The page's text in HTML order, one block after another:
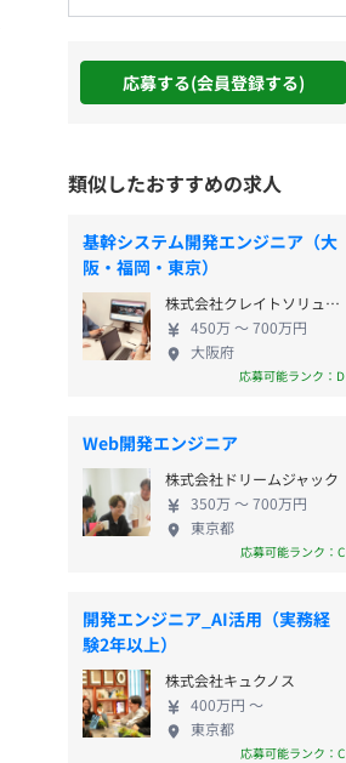
応募する(会員登録する)
類似したおすすめの求人
基幹システム開発エンジニア（大
阪・福岡・東京）
株式会社クレイトソリューションズ
450万 〜 700万円
大阪府
応募可能ランク：D
Web開発エンジニア
株式会社ドリームジャック
350万 〜 700万円
東京都
応募可能ランク：C
開発エンジニア_AI活用（実務経
験2年以上）
株式会社キュクノス
400万円 〜
東京都
応募可能ランク：C